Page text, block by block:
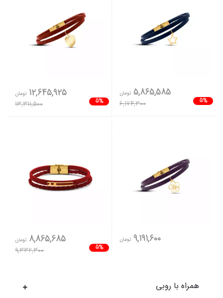
5%
5,865,585 تومان
6,174,300
5%
12,645,925 تومان
13,311,500
9,191,600 تومان
5%
8,865,685 تومان
9,332,300
همراه با روبی